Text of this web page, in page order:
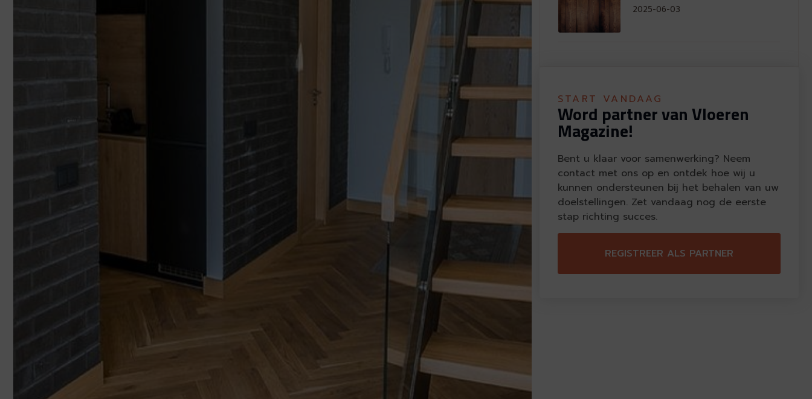
2025-06-03
START VANDAAG
Word partner van Vloeren
Magazine!
Bent u klaar voor samenwerking? Neem
contact met ons op en ontdek hoe wij u
kunnen ondersteunen bij het behalen van uw
doelstellingen. Zet vandaag nog de eerste
stap richting succes.
REGISTREER ALS PARTNER